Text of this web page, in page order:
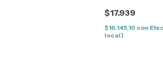
MFC 8710/8910/
$17.939
$16.145,10 con
local)